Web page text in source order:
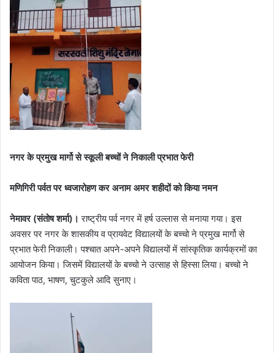
नगर के प्रमुख मार्गो से स्कूली बच्चों ने निकाली प्रभात फेरी
मणिगिरी पर्वत परध्वजारोहण कर अनाम अमर शहीदों को किया नमन
नेमावर (संतोष शर्मा)। राष्ट्रीय पर्व नगर में हर्ष उल्लास से मनाया गया। इस
अवसर पर नगर के शासकीय व प्रायवेट विद्यालयों के बच्चो ने प्रमुख मार्गो से
प्रभात फेरी निकाली। पश्चात अपने-अपने विद्यालयों में सांस्कृतिक कार्यक्रमों का
आयोजन किया। जिसमें विद्यालयों के बच्चो ने उत्साह से हिस्सा लिया। बच्चो ने
कविता पाठ, भाषण, चुटकुले आदि सुनाए।